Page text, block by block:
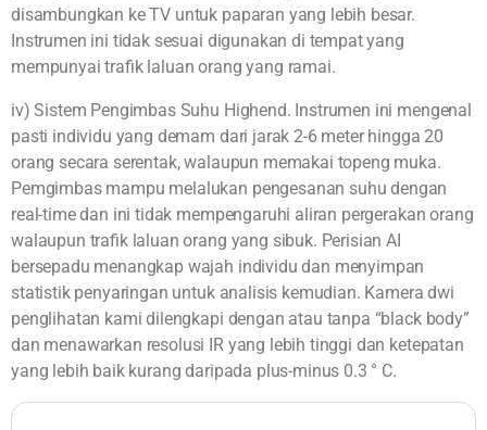
disambungkan ke TV untuk paparan yang lebih besar.
Instrumen ini tidak sesuai digunakan di tempat yang
mempunyai trafik laluan orang yang ramai.
iv) Sistem Pengimbas Suhu Highend. Instrumen ini mengenal
pasti individu yang demam dari jarak 2-6 meter hingga 20
orang secara serentak, walaupun memakai topeng muka.
Pemgimbas mampu melalukan pengesanan suhu dengan
real-time dan ini tidak mempengaruhi aliran pergerakan orang
walaupun trafik laluan orang yang sibuk. Perisian AI
bersepadu menangkap wajah individu dan menyimpan
statistik penyaringan untuk analisis kemudian. Kamera dwi
penglihatan kami dilengkapi dengan atau tanpa “black body”
dan menawarkan resolusi IR yang lebih tinggi dan ketepatan
yang lebih baik kurang daripada plus-minus 0.3 ° C.